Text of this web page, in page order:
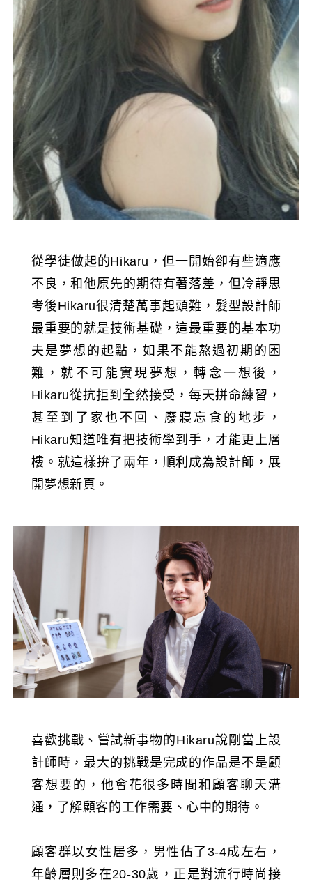
從學徒做起的Hikaru，但一開始卻有些適應
不良，和他原先的期待有著落差，但冷靜思
考後Hikaru很清楚萬事起頭難，髮型設計師
最重要的就是技術基礎，這最重要的基本功
夫是夢想的起點，如果不能熬過初期的困
難，就不可能實現夢想，轉念一想後，
Hikaru從抗拒到全然接受，每天拼命練習，
甚至到了家也不回、廢寢忘食的地步，
Hikaru知道唯有把技術學到手，才能更上層
樓。就這樣拚了兩年，順利成為設計師，展
開夢想新頁。
喜歡挑戰、嘗試新事物的Hikaru說剛當上設
計師時，最大的挑戰是完成的作品是不是顧
客想要的，他會花很多時間和顧客聊天溝
通，了解顧客的工作需要、心中的期待。
顧客群以女性居多，男性佔了3-4成左右，
年齡層則多在20-30歲，正是對流行時尚接